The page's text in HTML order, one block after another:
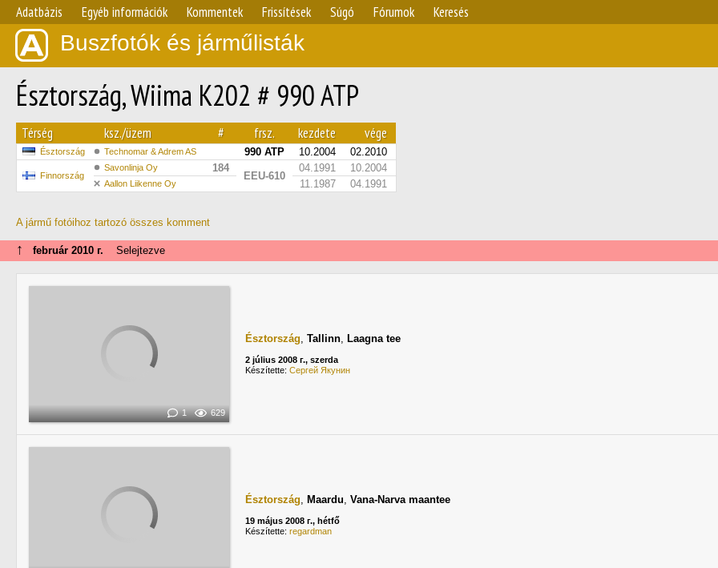
Adatbázis Egyéb információk Kommentek Frissítések Súgó Fórumok Keresés
Buszfotók és járműlisták
Észtország, Wiima K202 # 990 ATP
Térség ksz./üzem # frsz. kezdete vége
Észtország Technomar & Adrem AS 990 ATP 10.2004 02.2010
Finnország
Savonlinja Oy 184
EEU-610
04.1991 10.2004
Aallon Liikenne Oy 11.1987 04.1991
A jármű fotóihoz tartozó összes komment
↑ február 2010 г. Selejtezve
1 629
Észtország, Tallinn, Laagna tee
2 július 2008 г., szerda
Készítette: Сергей Якунин
Észtország, Maardu, Vana-Narva maantee
19 május 2008 г., hétfő
Készítette: regardman